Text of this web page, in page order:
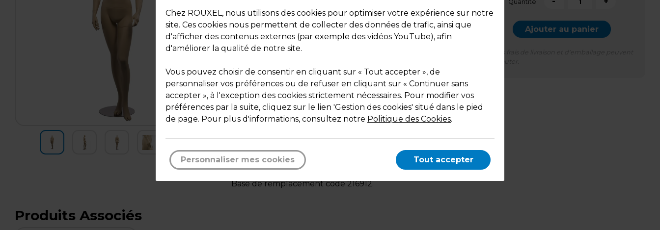
Poids : 12,62 kg
Quantité
Ajouter au panier
Description
Mensurations :
Cou : 33 cm, Épaules : 42 cm, Poitrine : 86 cm, Taille : 63 cm,
Hanches : 89 cm.
Mannequin maquillé.
Vendu sans perruque.
Base ronde chromée + fixation au mollet et sous le pied.
Base de remplacement code 216912.
Produits Associés
Chez ROUXEL, nous utilisons des cookies pour optimiser votre expérience sur notre
site. Ces cookies nous permettent de collecter des données de trafic, ainsi que
d'afficher des contenus externes (par exemple des vidéos YouTube), afin
d'améliorer la qualité de notre site.
Vous pouvez choisir de consentir en cliquant sur « Tout accepter », de
personnaliser vos préférences ou de refuser en cliquant sur « Continuer sans
accepter », à l'exception des cookies strictement nécessaires. Pour modifier vos
préférences par la suite, cliquez sur le lien 'Gestion des cookies' situé dans le pied
de page. Pour plus d'informations, consultez notre Politique des Cookies.
Personnaliser mes cookies Tout accepter